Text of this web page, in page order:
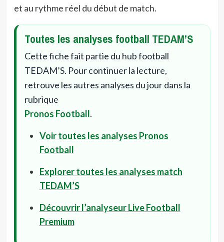
et au rythme réel du début de match.
Toutes les analyses football TEDAM’S
Cette fiche fait partie du hub football
TEDAM’S. Pour continuer la lecture,
retrouve les autres analyses du jour dans la
rubrique
Pronos Football.
Voir toutes les analyses Pronos
Football
Explorer toutes les analyses match
TEDAM’S
Découvrir l’analyseur Live Football
Premium